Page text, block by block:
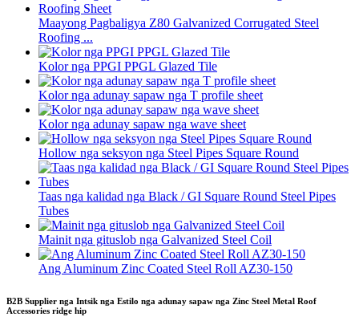
Maayong Pagbaligya Z80 Galvanized Corrugated Steel
Roofing ...
Kolor nga PPGI PPGL Glazed Tile
Kolor nga adunay sapaw nga T profile sheet
Kolor nga adunay sapaw nga wave sheet
Hollow nga seksyon nga Steel Pipes Square Round
Taas nga kalidad nga Black / GI Square Round Steel Pipes
Tubes
Mainit nga gituslob nga Galvanized Steel Coil
Ang Aluminum Zinc Coated Steel Roll AZ30-150
B2B Supplier nga Intsik nga Estilo nga adunay sapaw nga Zinc Steel Metal Roof
Accessories ridge hip